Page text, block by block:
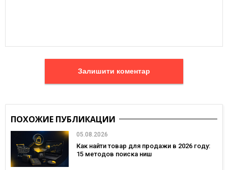
Залишити коментар
ПОХОЖИЕ ПУБЛИКАЦИИ
05.08.2026
Как найти товар для продажи в 2026 году:
15 методов поиска ниш